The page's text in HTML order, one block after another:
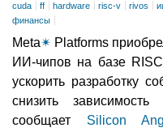
cuda ff hardware risc-v rivos
финансы
Meta✴ Platforms
ИИ-чипов на базе
ускорить разработку
снизить
сообщает Silicon